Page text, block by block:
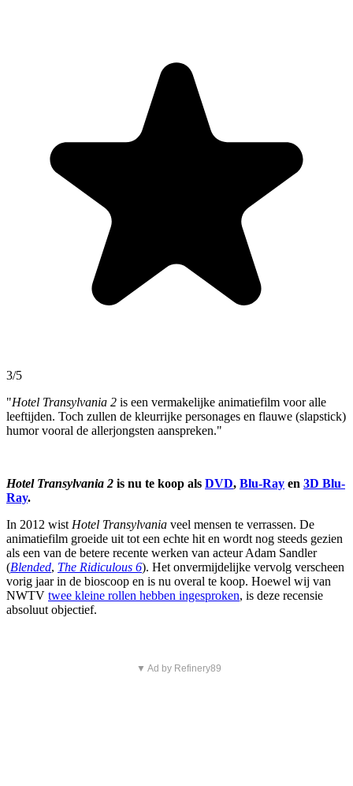
3/5
"Hotel Transylvania 2 is een vermakelijke animatiefilm voor alle
leeftijden. Toch zullen de kleurrijke personages en flauwe (slapstick)
humor vooral de allerjongsten aanspreken."
Hotel Transylvania 2 is nu te koop als DVD, Blu-Ray en 3D Blu-
Ray.
In 2012 wist Hotel Transylvania veel mensen te verrassen. De
animatiefilm groeide uit tot een echte hit en wordt nog steeds gezien
als een van de betere recente werken van acteur Adam Sandler
(Blended, The Ridiculous 6). Het onvermijdelijke vervolg verscheen
vorig jaar in de bioscoop en is nu overal te koop. Hoewel wij van
NWTV twee kleine rollen hebben ingesproken, is deze recensie
absoluut objectief.
▼ Ad by Refinery89